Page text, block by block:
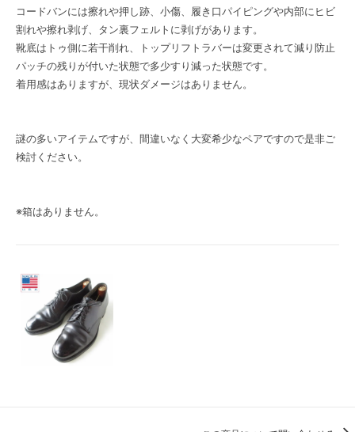
コードバンには擦れや押し跡、小傷、履き口パイピングや内部にヒビ
割れや擦れ剥げ、タン裏フェルトに剥げがあります。
靴底はトゥ側に若干削れ、トップリフトラバーは変更されて減り防止
パッチの残りが付いた状態で多少すり減った状態です。
着用感はありますが、現状ダメージはありません。
謎の多いアイテムですが、間違いなく大変希少なペアですので是非ご
検討ください。
※箱はありません。